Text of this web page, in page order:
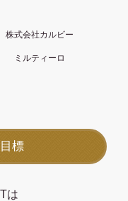
株式会社カルビー
ミルティーロ
標
は